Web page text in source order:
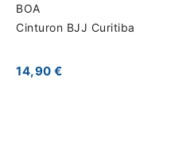
BOA
Cinturon BJJ Curitiba
14,90 €